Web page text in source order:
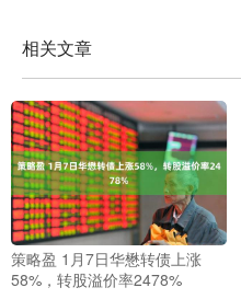
相关文章
策略盈 1月7日华懋转债上涨
58%，转股溢价率2478%